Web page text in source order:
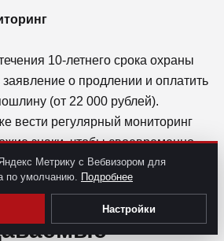
10-летнего срока охраны
о продлении и оплатить
(от 22 000 рублей).
вести регулярный мониторинг
знаки, чтобы своевременно
Метрику с Вебвизором для
по умолчанию. Подробнее
Настройки